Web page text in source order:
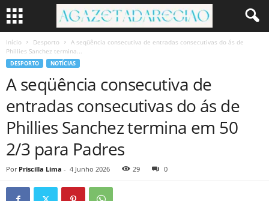
Início Desporto
A seqüência consecutiva de entradas consecutivas do ás de
Phillies Sanchez termina...
DESPORTO NOTÍCIAS
A seqüência consecutiva de
entradas consecutivas do ás de
Phillies Sanchez termina em 50
2/3 para Padres
Por Priscilla Lima - 4 Junho 2026 29 0